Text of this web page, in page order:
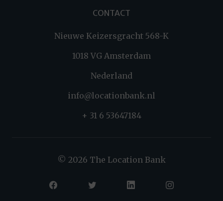
CONTACT
Nieuwe Keizersgracht 568-K
1018 VG Amsterdam
Nederland
info@locationbank.nl
+ 31 6 53647184
© 2026 The Location Bank